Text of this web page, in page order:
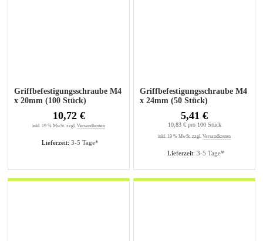
Griffbefestigungsschraube M4
x 20mm (100 Stück)
Lieferzeit: 3-5 Tage*
10,72 €
inkl. 19 % MwSt. zzgl. Versandkosten
Griffbefestigungsschraube M4
x 24mm (50 Stück)
Lieferzeit: 3-5 Tage*
5,41 €
10,83 € pro 100 Stück
inkl. 19 % MwSt. zzgl. Versandkosten